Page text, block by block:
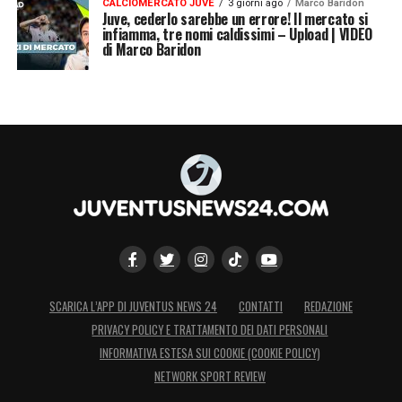
72′ Chiusura Danilo – Intervento
provvidenziale in scivolata su Messi che era
pronto a calciare. Intervento pulito sul
85′ Espulso Demiral – Secondo giallo per il
turco che affonda il tackle su Pjanic
LA PLAYLIST DELLE NOSTRE TOP NEWS
CALCIOMERCATO JUVE 3 giorni ago Marco Baridon
Juve, cederlo sarebbe un errore! Il mercato si
infiamma, tre nomi caldissimi – Upload | VIDEO
di Marco Baridon
SCARICA L’APP DI JUVENTUS NEWS 24 CONTATTI
REDAZIONE
PRIVACY POLICY E TRATTAMENTO DEI DATI PERSONALI
INFORMATIVA ESTESA SUI COOKIE (COOKIE POLICY)
NETWORK SPORT REVIEW